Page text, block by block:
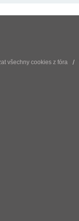
všechny cookies z fóra